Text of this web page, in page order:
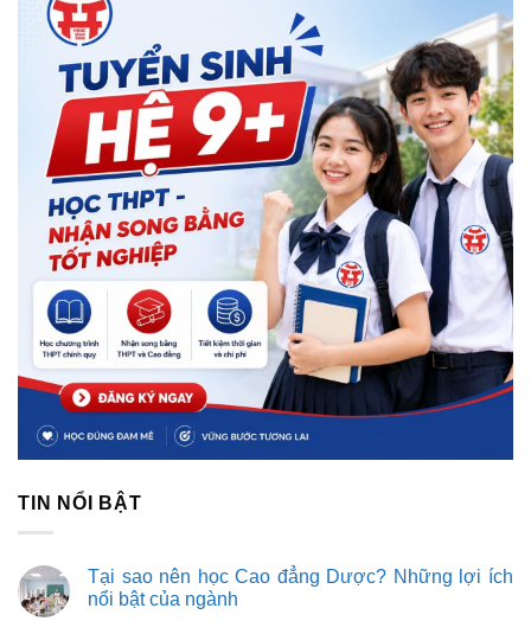
TIN NỔI BẬT
Tại sao nên học Cao đẳng Dược? Những lợi ích
nổi bật của ngành